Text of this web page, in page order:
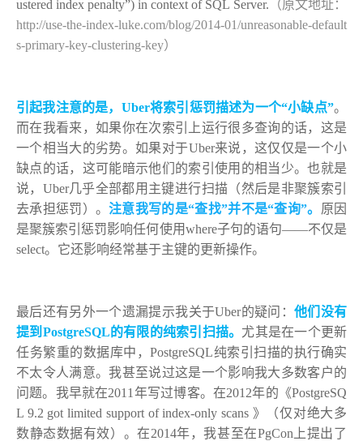
ustered index penalty”) in context of SQL Server. （原文地址：
http://use-the-index-luke.com/blog/2014-01/unreasonable-default
s-primary-key-clustering-key）
引起我注意的是，Uber将索引惩罚描述为一个“小缺点”。
而在我看来，如果你在次索引上运行很多查询的话，这是
一个相当大的劣势。如果对于Uber来说，这仅仅是一个小
缺点的话，这可能暗示他们的索引使用的相当少。也就是
说，Uber几乎全部都用主键进行扫描（然后是非聚簇索引
去承担惩罚）。注意我写的是“查找”并不是“查询”。 原因
是聚簇索引惩罚影响任何使用where子句的语句——不仅是
select。它还影响经常基于主键的更新操作。
最后还有另外一个遗漏提示我关于Uber的疑问： 他们没有
提到PostgreSQL的有限的纯索引扫描。 尤其是在一个更新
任务繁重的数据库中，PostgreSQL纯索引扫描的执行确实
不太令人满意。我甚至说过这是一个影响我大多数客户的
问题。我早就在2011年写过博客。在2012年的《PostgreSQ
L 9.2 got limited support of index-only scans 》（仅对绝大多
数静态数据有效）。在2014年，我甚至在PgCon上提出了